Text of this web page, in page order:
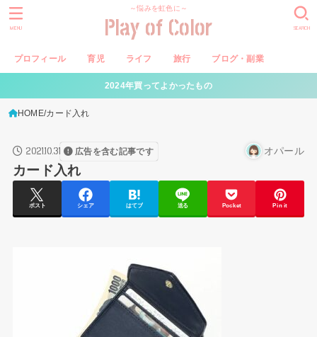
～悩みを虹色に～
Play of Color
プロフィール 育児 ライフ 旅行 ブログ・副業
SEARCH
MENU
2024年買ってよかったもの
HOME カード入れ
2021.10.31 広告を含む記事です オパール
カード入れ
ポスト シェア はてブ 送る Pocket Pin it